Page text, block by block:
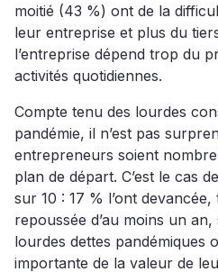
moitié (43 %) ont de la
leur entreprise et plus du
l’entreprise dépend trop du
activités quotidiennes.
Compte tenu des lourdes
pandémie, il n’est pas
entrepreneurs soient
plan de départ. C’est le cas
sur 10 : 17 % l’ont devancée,
repoussée d’au moins un
lourdes dettes pandémiques
importante de la valeur de